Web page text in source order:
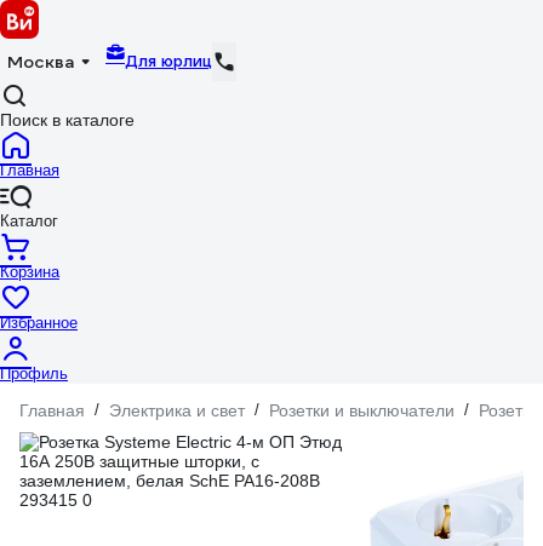
Москва Для юрлиц
Поиск в каталоге
Главная
Каталог
Корзина
Избранное
Профиль
Главная / Электрика и свет / Розетки и выключатели / Розетки